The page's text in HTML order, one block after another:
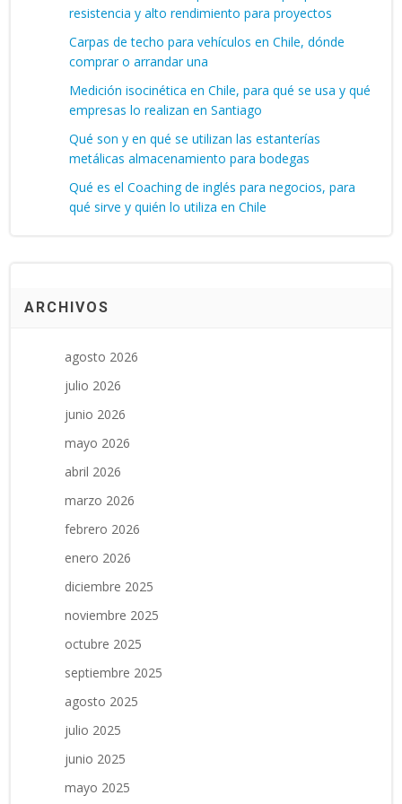
resistencia y alto rendimiento para proyectos
Carpas de techo para vehículos en Chile, dónde
comprar o arrandar una
Medición isocinética en Chile, para qué se usa y qué
empresas lo realizan en Santiago
Qué son y en qué se utilizan las estanterías
metálicas almacenamiento para bodegas
Qué es el Coaching de inglés para negocios, para
qué sirve y quién lo utiliza en Chile
ARCHIVOS
agosto 2026
julio 2026
junio 2026
mayo 2026
abril 2026
marzo 2026
febrero 2026
enero 2026
diciembre 2025
noviembre 2025
octubre 2025
septiembre 2025
agosto 2025
julio 2025
junio 2025
mayo 2025